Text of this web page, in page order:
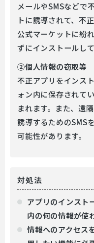
メールやSMSなどで
トに誘導されて、不
公式マーケットに紛
ずにインストールして
②個人情報の窃取等
不正アプリをインス
ォン内に保存されて
まれます。また、遠
誘導するためのSMS
可能性があります。
対処法
アプリのインスト
内の何の情報が使
情報へのアクセス